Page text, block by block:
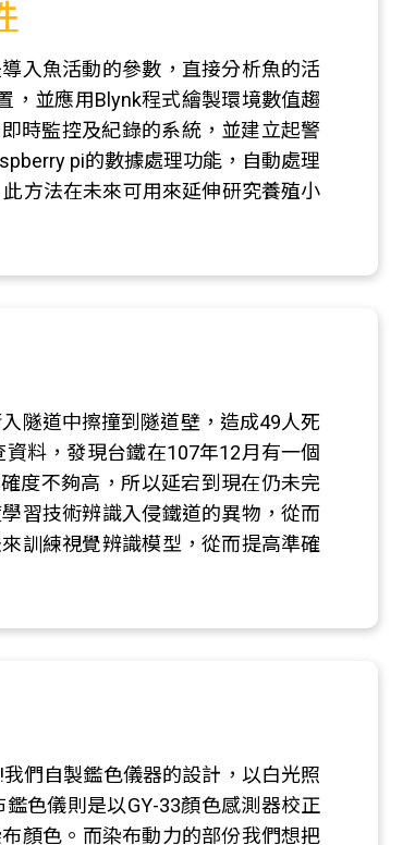
入魚活動的參數，直接分析魚的活
，並應用Blynk程式繪製環境數值趨
時監控及紀錄的系統，並建立起警
pi的數據處理功能，自動處理
方法在未來可用來延伸研究養殖小
隧道中擦撞到隧道壁，造成49人死
料，發現台鐵在107年12月有一個
度不夠高，所以延宕到現在仍未完
習技術辨識入侵鐵道的異物，從而
訓練視覺辨識模型，從而提高準確
們自製鑑色儀器的設計，以白光照
色儀則是以GY-33顏色感測器校正
顏色。而染布動力的部份我們想把